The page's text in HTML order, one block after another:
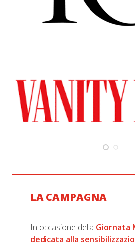
LA CAMPAGNA
In occasione della Giornata
dedicata alla